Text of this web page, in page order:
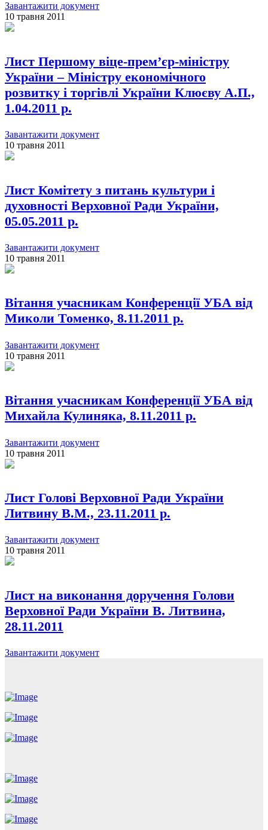
Завантажити документ
10 травня 2011
Лист Першому віце-прем’єр-міністру
України – Міністру економічного
розвитку і торгівлі України Клюєву А.П.,
1.04.2011 р.
Завантажити документ
10 травня 2011
Лист Комітету з питань культури і
духовності Верховної Ради України,
05.05.2011 р.
Завантажити документ
10 травня 2011
Вітання учасникам Конференції УБА від
Миколи Томенко, 8.11.2011 р.
Завантажити документ
10 травня 2011
Вітання учасникам Конференції УБА від
Михайла Кулиняка, 8.11.2011 р.
Завантажити документ
10 травня 2011
Лист Голові Верховної Ради України
Литвину В.М., 23.11.2011 р.
Завантажити документ
10 травня 2011
Лист на виконання доручення Голови
Верховної Ради України В. Литвина,
28.11.2011
Завантажити документ